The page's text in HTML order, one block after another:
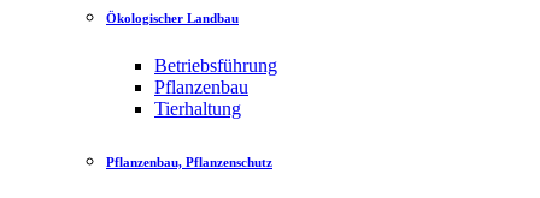
Ökologischer Landbau
Betriebsführung
Pflanzenbau
Tierhaltung
Pflanzenbau, Pflanzenschutz